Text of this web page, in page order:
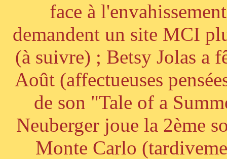
face à
demandent un site MCI
(à suivre) ; Betsy Jolas a
Août (affectueuses
de son "Tale of a
Neuberger joue la 2ème
Monte Carlo